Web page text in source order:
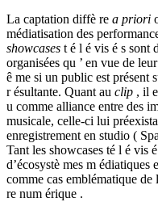
La captation diffè re a priori
médiatisation des
showcases t é l é vis é s sont
organisées qu ’ en vue de
ê me si un public est présent
r ésultante. Quant au clip , il
u comme alliance entre des
musicale, celle-ci lui
enregistrement en studio (
Tant les showcases té l é vis
d’écosystè mes m
comme cas emblématique de
re num érique .